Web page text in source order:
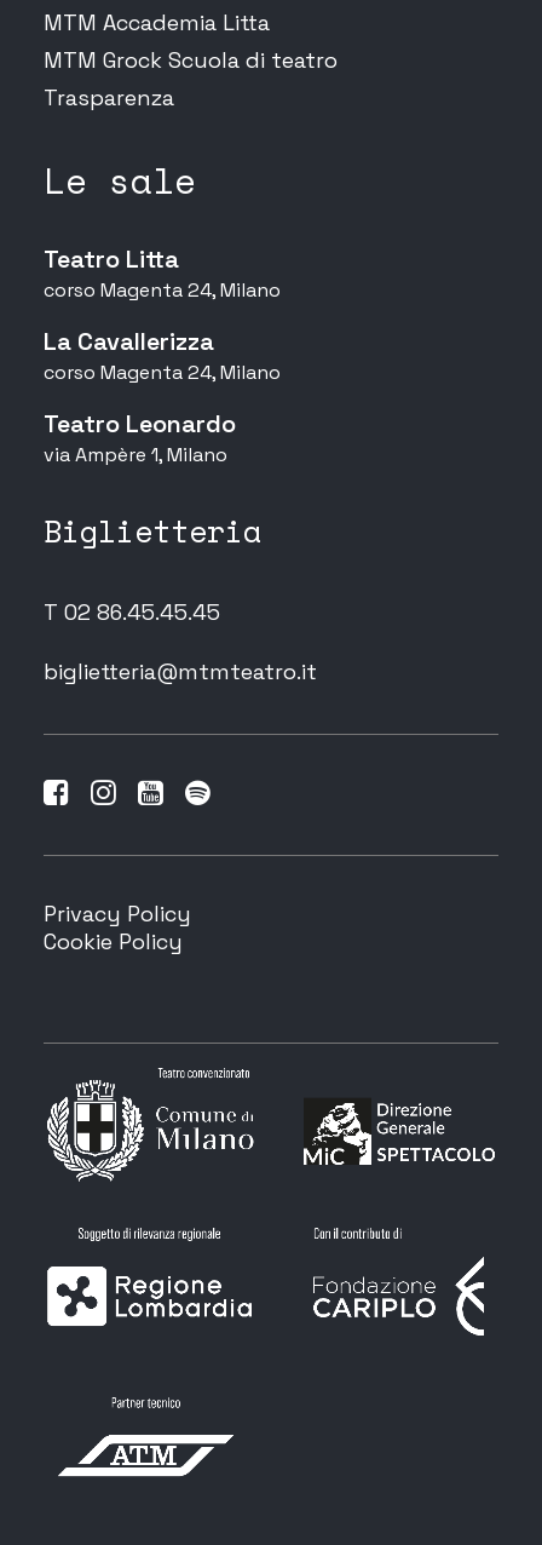
MTM Accademia Litta
MTM Grock Scuola di teatro
Trasparenza
Le sale
Teatro Litta
corso Magenta 24, Milano
La Cavallerizza
corso Magenta 24, Milano
Teatro Leonardo
via Ampère 1, Milano
Biglietteria
T 02 86.45.45.45
biglietteria@mtmteatro.it
Privacy Policy
Cookie Policy